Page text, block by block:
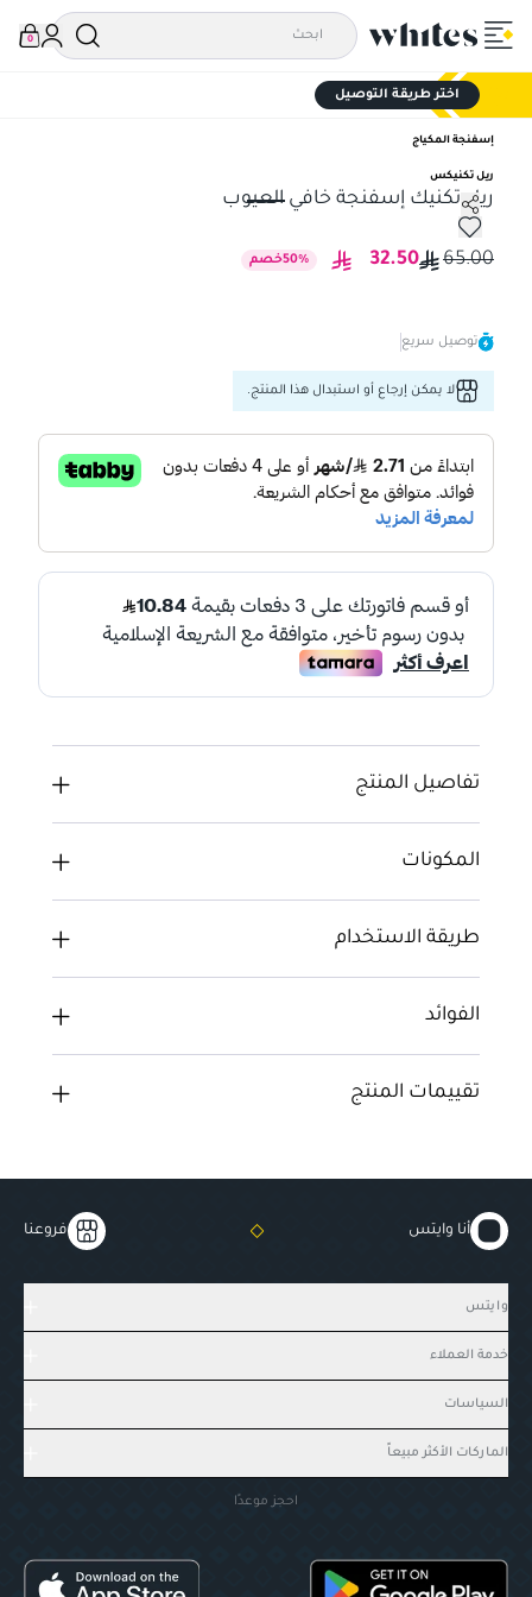
0
اختر طريقة التوصيل
إسفنجة المكياج
ريل تكنيكس
ريل تكنيك إسفنجة خافي العيوب
ريل تكنيك إسفنجة خافي العيوب
65.00
32.50
50% خصم
توصيل سريع
لا يمكن إرجاع أو استبدال هذا المنتج.
تفاصيل المنتج
المكونات
طريقة الاستخدام
الفوائد
تقييمات المنتج
أنا وايتس فروعنا
وايتس
خدمة العملاء
السياسات
الماركات الأكثر مبيعاً
احجز موعدًا